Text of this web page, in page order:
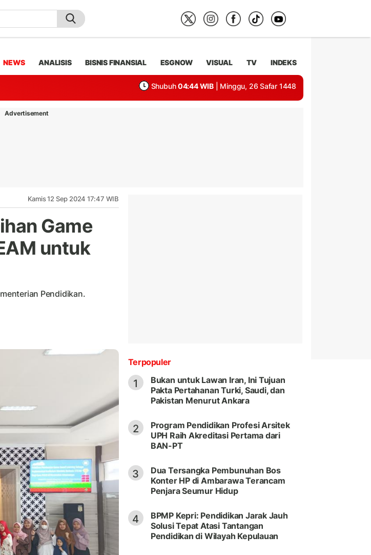
NEWS ANALISIS BISNIS FINANSIAL ESGNOW VISUAL TV INDEKS
Shubuh 04:44 WIB | Minggu, 26 Safar 1448
Advertisement
Kamis 12 Sep 2024 17:47 WIB
Game
untuk
Pendidikan.
Terpopuler
1
Bukan untuk Lawan Iran, Ini Tujuan
Pakta Pertahanan Turki, Saudi, dan
Pakistan Menurut Ankara
2
Program Pendidikan Profesi Arsitek
UPH Raih Akreditasi Pertama dari
BAN-PT
3
Dua Tersangka Pembunuhan Bos
Konter HP di Ambarawa Terancam
Penjara Seumur Hidup
4
BPMP Kepri: Pendidikan Jarak Jauh
Solusi Tepat Atasi Tantangan
Pendidikan di Wilayah Kepulauan